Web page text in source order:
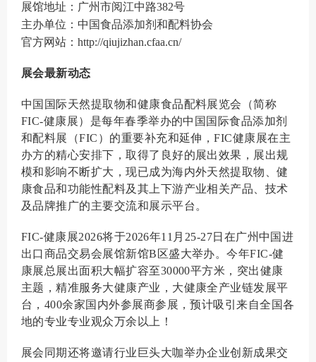
展馆地址：广州市阅江中路382号
主办单位：中国食品添加剂和配料协会
官方网站：http://qiujizhan.cfaa.cn/
展会最新动态
中国国际天然提取物和健康食品配料展览会（简称
FIC-健康展）是每年春季举办的中国国际食品添加剂
和配料展（FIC）的重要补充和延伸，FIC健康展在主
办方的精心安排下，取得了良好的展出效果，展出规
模和影响不断扩大，现已成为海内外天然提取物、健
康食品和功能性配料及其上下游产业相关产品、技术
及品牌推广的主要交流和展示平台。
FIC-健康展2026将于2026年11月25-27日在广州中国进
出口商品交易会展馆新馆B区盛大举办。今年FIC-健
康展总展出面积大幅扩容至30000平方米， 突出健康
主题，精准服务大健康产业，大健康全产业链发展平
台，400余家国内外参展商参展，预计吸引来自全国各
地的专业专业观众万余以上！
展会同期还将邀请行业巨头大咖举办企业创新成果交